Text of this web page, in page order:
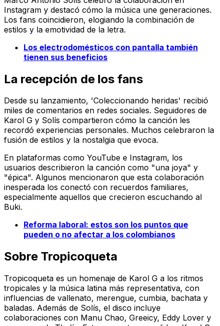
Instagram y destacó cómo la música une generaciones.
Los fans coincidieron, elogiando la combinación de
estilos y la emotividad de la letra.
Los electrodomésticos con pantalla también
tienen sus beneficios
La recepción de los fans
Desde su lanzamiento, 'Coleccionando heridas' recibió
miles de comentarios en redes sociales. Seguidores de
Karol G y Solís compartieron cómo la canción les
recordó experiencias personales. Muchos celebraron la
fusión de estilos y la nostalgia que evoca.
En plataformas como YouTube e Instagram, los
usuarios describieron la canción como "una joya" y
"épica". Algunos mencionaron que esta colaboración
inesperada los conectó con recuerdos familiares,
especialmente aquellos que crecieron escuchando al
Buki.
Reforma laboral: estos son los puntos que
pueden o no afectar a los colombianos
Sobre Tropicoqueta
Tropicoqueta es un homenaje de Karol G a los ritmos
tropicales y la música latina más representativa, con
influencias de vallenato, merengue, cumbia, bachata y
baladas. Además de Solís, el disco incluye
colaboraciones con Manu Chao, Greeicy, Eddy Lover y